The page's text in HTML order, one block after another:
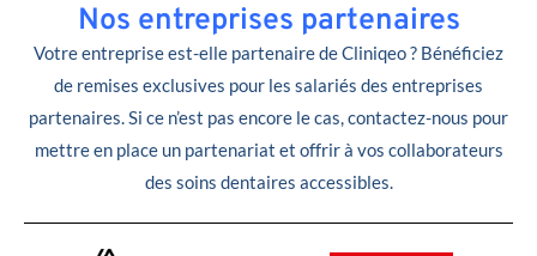
Nos entreprises partenaires
Votre entreprise est-elle partenaire de Cliniqeo ? Bénéficiez
de remises exclusives pour les salariés des entreprises
partenaires. Si ce n’est pas encore le cas, contactez-nous pour
mettre en place un partenariat et offrir à vos collaborateurs
des soins dentaires accessibles.